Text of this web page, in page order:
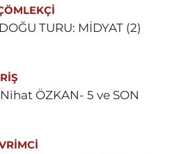
TURU: MİDYAT (2)
Doktor Nihat ÖZKAN- 5 ve SON